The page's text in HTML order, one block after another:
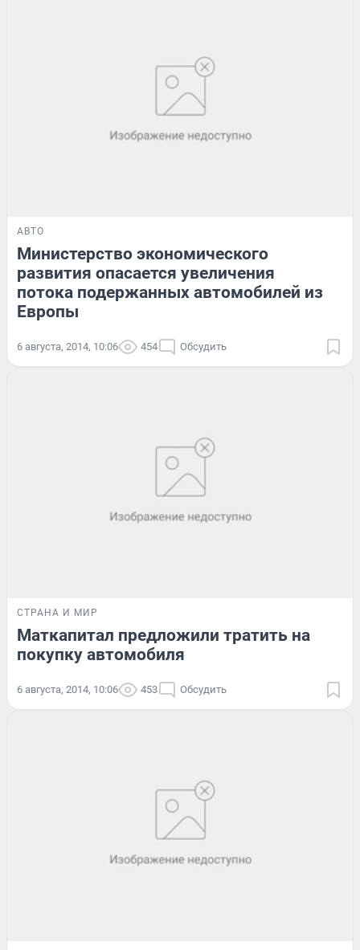
АВТО
Министерство экономического
развития опасается увеличения
потока подержанных автомобилей из
Европы
6 августа, 2014, 10:06 454 Обсудить
СТРАНА И МИР
Маткапитал предложили тратить на
покупку автомобиля
6 августа, 2014, 10:06 453 Обсудить